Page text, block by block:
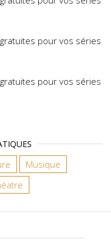
pour vos séries
pour vos séries
Musique